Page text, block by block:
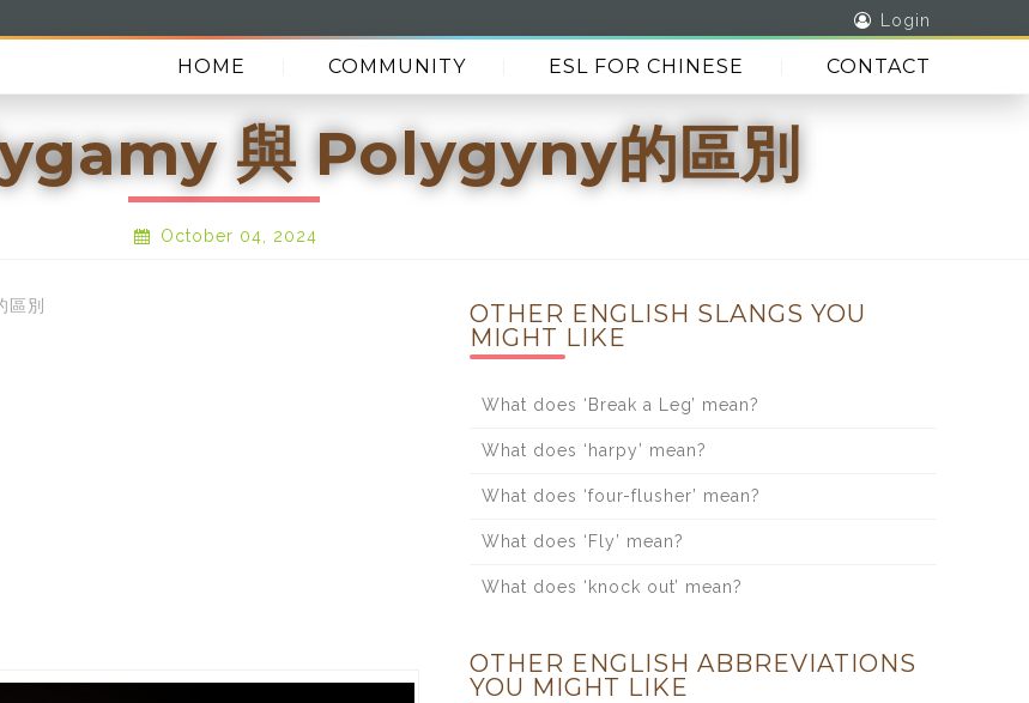
Login
HOME COMMUNITY ESL FOR CHINESE CONTACT
與 Polygyny的區別
October 04, 2024
別
OTHER ENGLISH SLANGS YOU
MIGHT LIKE
What does ‘Break a Leg’ mean?
What does ‘harpy’ mean?
What does ‘four-flusher’ mean?
What does ‘Fly’ mean?
What does ‘knock out’ mean?
OTHER ENGLISH ABBREVIATIONS
YOU MIGHT LIKE